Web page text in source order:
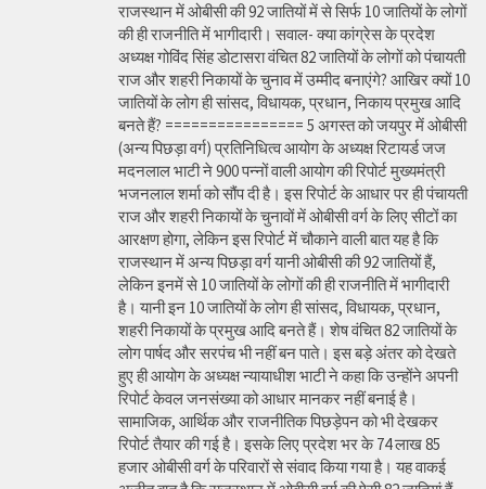
राजस्थान में ओबीसी की 92 जातियों में से सिर्फ 10 जातियों के लोगों
की ही राजनीति में भागीदारी। सवाल- क्या कांग्रेस के प्रदेश
अध्यक्ष गोविंद सिंह डोटासरा वंचित 82 जातियों के लोगों को पंचायती
राज और शहरी निकायों के चुनाव में उम्मीद बनाएंगे? आखिर क्यों 10
जातियों के लोग ही सांसद, विधायक, प्रधान, निकाय प्रमुख आदि
बनते हैं? ================ 5 अगस्त को जयपुर में ओबीसी
(अन्य पिछड़ा वर्ग) प्रतिनिधित्व आयोग के अध्यक्ष रिटायर्ड जज
मदनलाल भाटी ने 900 पन्नों वाली आयोग की रिपोर्ट मुख्यमंत्री
भजनलाल शर्मा को सौंप दी है। इस रिपोर्ट के आधार पर ही पंचायती
राज और शहरी निकायों के चुनावों में ओबीसी वर्ग के लिए सीटों का
आरक्षण होगा, लेकिन इस रिपोर्ट में चौकाने वाली बात यह है कि
राजस्थान में अन्य पिछड़ा वर्ग यानी ओबीसी की 92 जातियों हैं,
लेकिन इनमें से 10 जातियों के लोगों की ही राजनीति में भागीदारी
है। यानी इन 10 जातियों के लोग ही सांसद, विधायक, प्रधान,
शहरी निकायों के प्रमुख आदि बनते हैं। शेष वंचित 82 जातियों के
लोग पार्षद और सरपंच भी नहीं बन पाते। इस बड़े अंतर को देखते
हुए ही आयोग के अध्यक्ष न्यायाधीश भाटी ने कहा कि उन्होंने अपनी
रिपोर्ट केवल जनसंख्या को आधार मानकर नहीं बनाई है।
सामाजिक, आर्थिक और राजनीतिक पिछड़ेपन को भी देखकर
रिपोर्ट तैयार की गई है। इसके लिए प्रदेश भर के 74 लाख 85
हजार ओबीसी वर्ग के परिवारों से संवाद किया गया है। यह वाकई